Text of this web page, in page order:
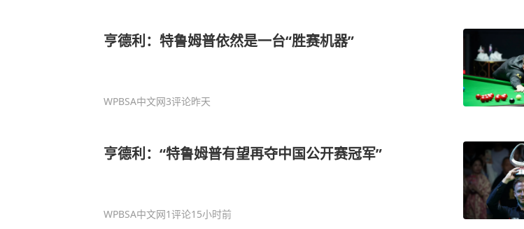
亨德利：特鲁姆普依然是一台“胜赛机器”
WPBSA中文网3评论昨天
亨德利：“特鲁姆普有望再夺中国公开赛冠军”
WPBSA中文网1评论15小时前